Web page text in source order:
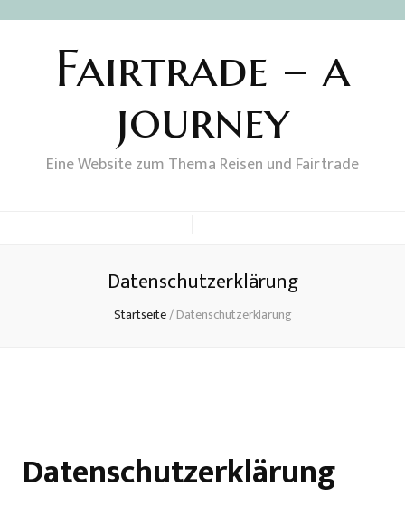
Fairtrade – a
journey
Eine Website zum Thema Reisen und Fairtrade
Datenschutzerklärung
Startseite/Datenschutzerklärung
Datenschutzerklärung